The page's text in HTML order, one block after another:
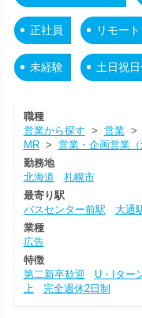
正社員 リモー
未経験 土日祝
職種
営業から探す > 営業>
MR> 営業・企画営業（
勤務地
北海道
札幌市
最寄り駅
バスセンター前駅
大通
業種
広告
特徴
第二新卒歓迎
U・Iター
上
完全週休2日制